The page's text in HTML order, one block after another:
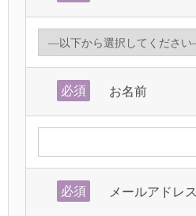
必須 お名前
必須 メールアドレス